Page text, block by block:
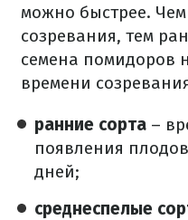
можно быстрее.
созревания, тем
семена помидоров
времени
ранние сорта –
появления
дней;
среднеспелые